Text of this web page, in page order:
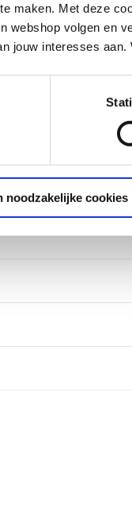
maken. Met deze
webshop volgen en
jouw interesses
noodzakelijke cookies